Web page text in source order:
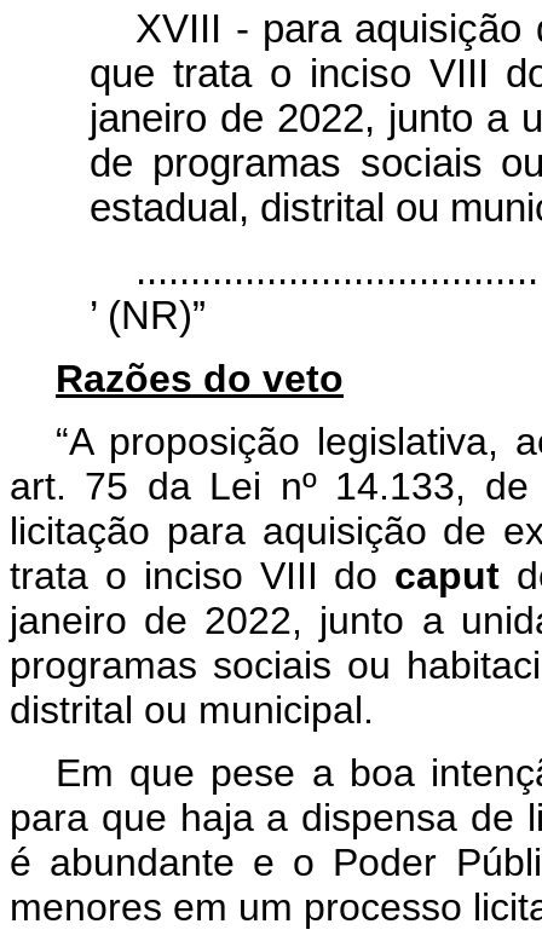
XVIII - para aquisição
que trata o inciso VIII
janeiro de 2022, junto a
de programas sociais
estadual, distrital ou
’ (NR)”
Razões do veto
“A proposição
art. 75 da Lei nº 14.133,
licitação para aquisição de
trata o inciso VIII do caput
janeiro de 2022, junto a
programas sociais ou
distrital ou municipal.
Em que pese a boa
para que haja a dispensa de
é abundante e o Poder
menores em um processo